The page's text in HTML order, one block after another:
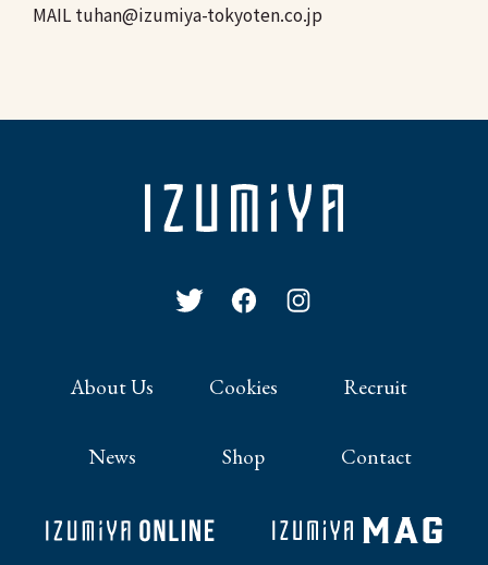
MAIL tuhan@izumiya-tokyoten.co.jp
About Us Cookies Recruit
News Shop Contact